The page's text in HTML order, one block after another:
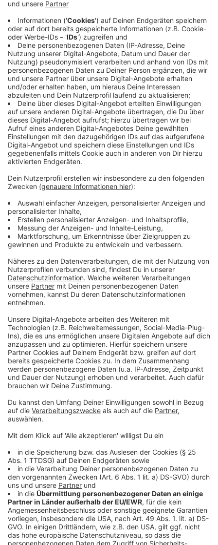
eher an dieser Stelle sein, so ist der Abstand zu gering.
Ausreichend Sicherheitsabstand ist vor allem im
Herbst wichtig, da durch Nässe oder Laub der
Bremsweg oft deutlich länger ist als im Sommer.
Anzeige
Was tun bei schlechter Sicht?
Anzeige
Das richtige Benutzen des Lichtes ist hier das A und O.
Das Abblendlicht wird empfohlen, nicht auf
zudem richtig einzustellen. Dasselbe gilt für
Diese darf bei einer Sicht unter 50 Meter
eingeschaltet werden. Dann gilt aber auch: Abstand in
Metern = Geschwindigkeit in Km/h. "Bei Tempo 50
sollte man also mindestens 50 Meter Abstand
Leitpfosten am Straßenrand", erklärt Kaurisch vom
ADAC.
Neben der Beleuchtung ist die Reinigung der Scheiben
Scheibenreiniger, Kühlflüssigkeit sowie das Motoröl
kontrollieren und gegebenenfalls auffüllen.
Anzeige
Nicht vergessen: rechtzeitig die Winterreifen
wechseln
Anzeige
Wer nicht gerade Allwetterreifen fährt, der sollte das
Wechseln der Autoreifen nicht vergessen. Hier
empfehlen sich die beiden ersten Oktoberwochen, um
die Winterreifen aufzusetzen. Orientieren kann man
sich an der Regel O-O: Oktober bis Ostern.
Beim Kaufen der Winterreifen empfehlt der ADAC
keine Reifen, die älter als zwei Jahre sind zu kaufen.
Zudem sollte auf die Mindestprofiltiefe von 1,6mm